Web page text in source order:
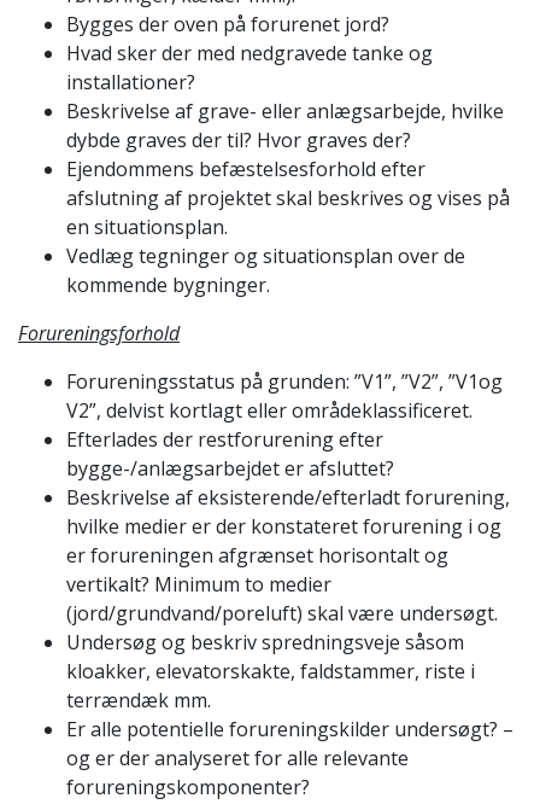
Bygges der oven på forurenet jord?
Hvad sker der med nedgravede tanke og
installationer?
Beskrivelse af grave- eller anlægsarbejde, hvilke
dybde graves der til? Hvor graves der?
Ejendommens befæstelsesforhold efter
afslutning af projektet skal beskrives og vises på
en situationsplan.
Vedlæg tegninger og situationsplan over de
kommende bygninger.
Forureningsforhold
Forureningsstatus på grunden: ”V1”, ”V2”, ”V1og
V2”, delvist kortlagt eller områdeklassificeret.
Efterlades der restforurening efter
bygge-/anlægsarbejdet er afsluttet?
Beskrivelse af eksisterende/efterladt forurening,
hvilke medier er der konstateret forurening i og
er forureningen afgrænset horisontalt og
vertikalt? Minimum to medier
(jord/grundvand/poreluft) skal være undersøgt.
Undersøg og beskriv spredningsveje såsom
kloakker, elevatorskakte, faldstammer, riste i
terrændæk mm.
Er alle potentielle forureningskilder undersøgt? –
og er der analyseret for alle relevante
forureningskomponenter?